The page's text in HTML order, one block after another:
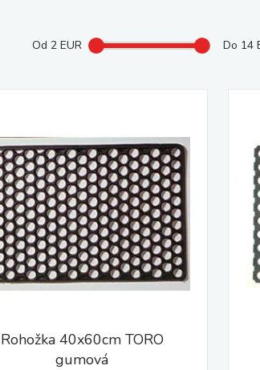
Od 2 EUR Do 14
Rohožka 40x60cm TORO
gumová